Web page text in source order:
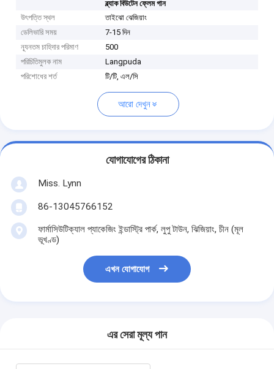
ব্ল্যাক বিউটেন ফ্লেম গান
উৎপত্তি স্থল
তাইঝো ঝেজিয়াং
ডেলিভারি সময়
7-15 দিন
ন্যূনতম চাহিদার পরিমাণ
500
পরিচিতিমুলক নাম
Langpuda
পরিশোধের শর্ত
টি/টি, এল/সি
আরো দেখুন
যোগাযোগের ঠিকানা
Miss. Lynn
86-13045766152
ফার্মাসিউটিক্যাল প্যাকেজিং ইন্ডাস্ট্রি পার্ক, লুপু টাউন, ঝিজিয়াং, চীন (মূল
ভূখণ্ড)
এখন যোগাযোগ
এর সেরা মূল্য পান